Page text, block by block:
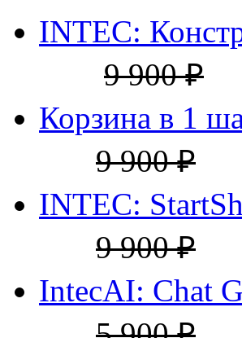
INTEC:
9 900 ₽
Корзина в 1
9 900 ₽
INTEC:
9 900 ₽
IntecAI: Chat